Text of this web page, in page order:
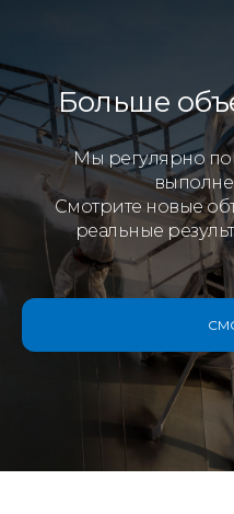
Больше
Мы регулярно
Смотрите новые
реальные